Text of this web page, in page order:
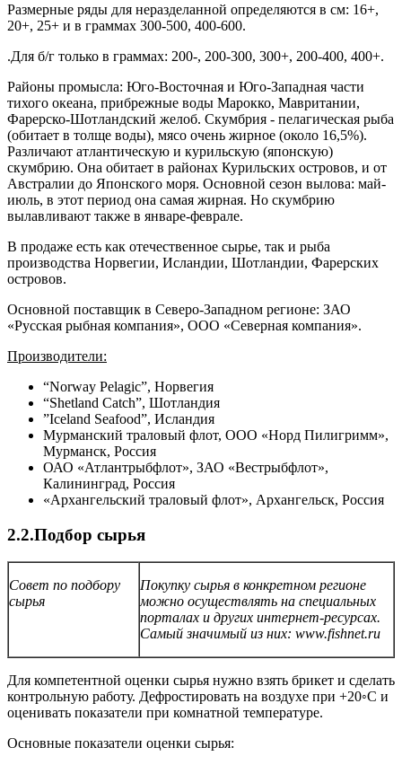
Размерные ряды для неразделанной определяются в см: 16+,
20+, 25+ и в граммах 300-500, 400-600.
.Для б/г только в граммах: 200-, 200-300, 300+, 200-400, 400+.
Районы промысла: Юго-Восточная и Юго-Западная части
тихого океана, прибрежные воды Марокко, Мавритании,
Фарерско-Шотландский желоб. Скумбрия - пелагическая рыба
(обитает в толще воды), мясо очень жирное (около 16,5%).
Различают атлантическую и курильскую (японскую)
скумбрию. Она обитает в районах Курильских островов, и от
Австралии до Японского моря. Основной сезон вылова: май-
июль, в этот период она самая жирная. Но скумбрию
вылавливают также в январе-феврале.
В продаже есть как отечественное сырье, так и рыба
производства Норвегии, Исландии, Шотландии, Фарерских
островов.
Основной поставщик в Северо-Западном регионе: ЗАО
«Русская рыбная компания», ООО «Северная компания».
Производители:
“Norway Pelagic”, Норвегия
“Shetland Catch”, Шотландия
”Iceland Seafood”, Исландия
Мурманский траловый флот, ООО «Норд Пилигримм»,
Мурманск, Россия
ОАО «Атлантрыбфлот», ЗАО «Вестрыбфлот»,
Калининград, Россия
«Архангельский траловый флот», Архангельск, Россия
2.2.Подбор сырья
Совет по подбору
сырья
Покупку сырья в конкретном регионе
можно осуществлять на специальных
порталах и других интернет-ресурсах.
Самый значимый из них: www.fishnet.ru
Для компетентной оценки сырья нужно взять брикет и сделать
контрольную работу. Дефростировать на воздухе при +20◦С и
оценивать показатели при комнатной температуре.
Основные показатели оценки сырья: